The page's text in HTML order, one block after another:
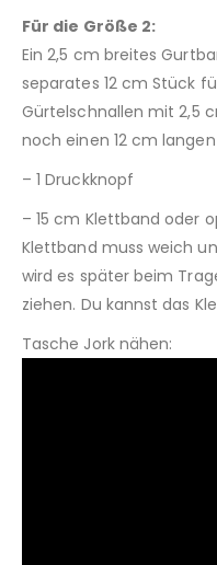
Für die Größe 2:
Ein 2,5 cm breites
separates 12 cm Stück
Gürtelschnallen mit 2,5
noch einen 12 cm
– 1 Druckknopf
– 15 cm Klettband oder
Klettband muss weich
wird es später beim
ziehen. Du kannst das
Tasche Jork nähen: